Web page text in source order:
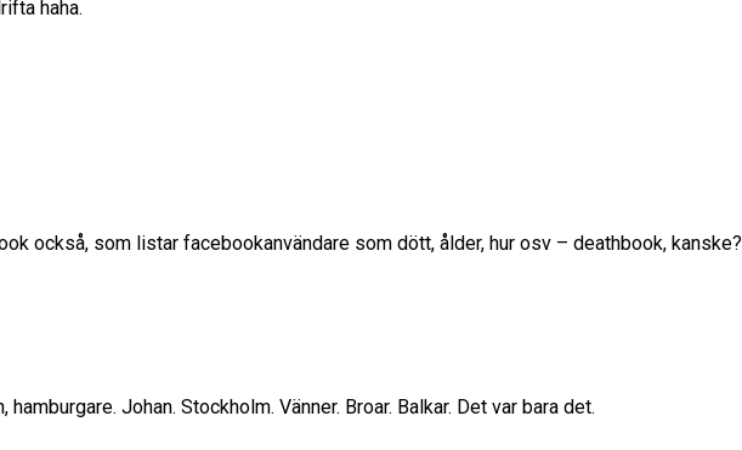
haha.
också, som listar facebookanvändare som dött, ålder, hur osv – deathbook, kanske?
Johan. Stockholm. Vänner. Broar. Balkar. Det var bara det.